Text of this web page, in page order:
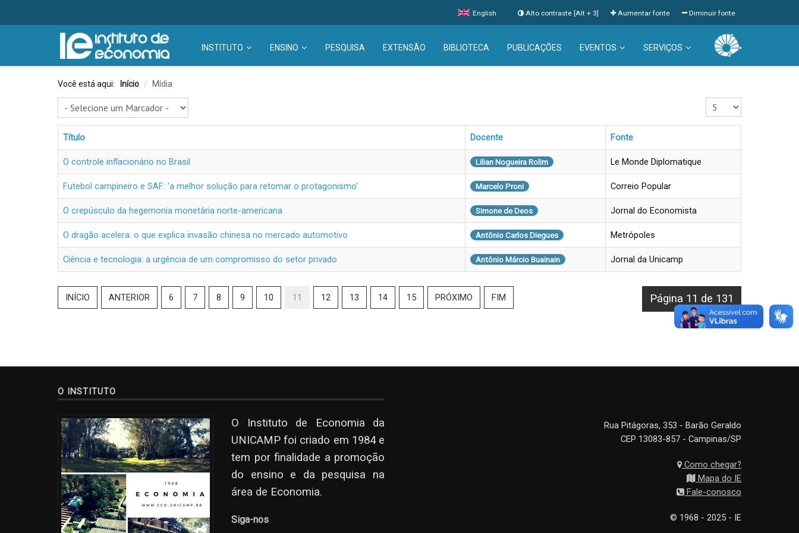
English Diminuir fonte
Aumentar fonte
Alto contraste [Alt + 3]
INSTITUTO ENSINO PESQUISA EXTENSÃO BIBLIOTECA PUBLICAÇÕES EVENTOS SERVIÇOS
Você está aqui: Início / Mídia
Exibir #
Título Docente Fonte
O controle inflacionário no Brasil Lilian Nogueira Rolim Le Monde Diplomatique
Futebol campineiro e SAF: 'a melhor solução para retomar o protagonismo' Marcelo Proni Correio Popular
O crepúsculo da hegemonia monetária norte-americana Simone de Deos Jornal do Economista
O dragão acelera: o que explica invasão chinesa no mercado automotivo Antônio Carlos Diegues Metrópoles
Ciência e tecnologia: a urgência de um compromisso do setor privado Antônio Márcio Buainain Jornal da Unicamp
Página 11 de 131
INÍCIO ANTERIOR 6 7 8 9 10 11 12 13 14 15 PRÓXIMO FIM
O INSTITUTO
O Instituto de Economia da
UNICAMP foi criado em 1984 e
tem por finalidade a promoção
do ensino e da pesquisa na
área de Economia.
Siga-nos
Rua Pitágoras, 353 - Barão Geraldo
CEP 13083-857 - Campinas/SP
Como chegar?
Mapa do IE
Fale-conosco
© 1968 - 2025 - IE